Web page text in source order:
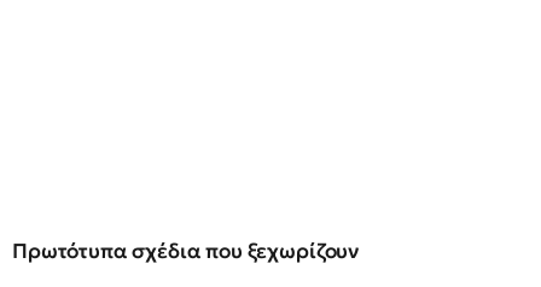
Πρωτότυπα σχέδια που ξεχωρίζουν